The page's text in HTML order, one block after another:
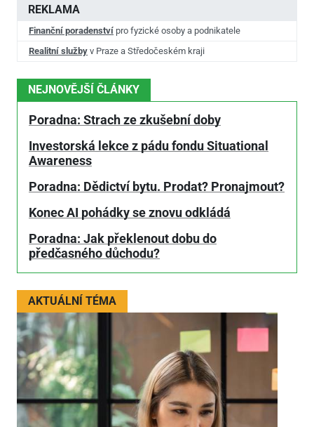
REKLAMA
Finanční poradenství pro fyzické osoby a podnikatele
Realitní služby v Praze a Středočeském kraji
NEJNOVĚJŠÍ ČLÁNKY
Poradna: Strach ze zkušební doby
Investorská lekce z pádu fondu Situational
Awareness
Poradna: Dědictví bytu. Prodat? Pronajmout?
Konec AI pohádky se znovu odkládá
Poradna: Jak překlenout dobu do
předčasného důchodu?
AKTUÁLNÍ TÉMA